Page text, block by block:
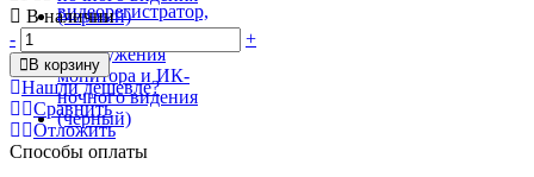
В наличии
-
+
В корзину
Нашли дешевле?
Сравнить
Отложить
Способы оплаты